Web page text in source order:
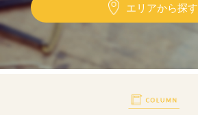
エリアから探す